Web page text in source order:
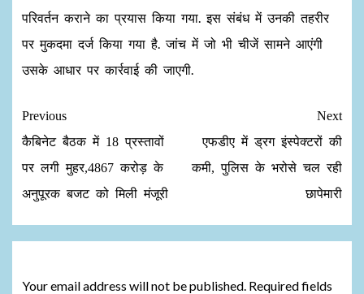
परिवर्तन कराने का प्रयास किया गया. इस संबंध में उनकी तहरीर
पर मुकदमा दर्ज किया गया है. जांच में जो भी चीजें सामने आएंगी
उसके आधार पर कार्रवाई की जाएगी.
Previous
कैबिनेट बैठक में 18 प्रस्तावों
पर लगी मुहर,4867 करोड़ के
अनुपूरक बजट को मिली मंजूरी
Next
एफडीए में ड्रग इंस्पेक्टरों की
कमी, पुलिस के भरोसे चल रही
छापेमारी
Your email address will not be published. Required fields